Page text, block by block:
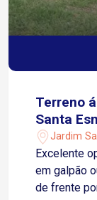
Terreno
Santa
Jardim
Excelente
em galpão
de frente